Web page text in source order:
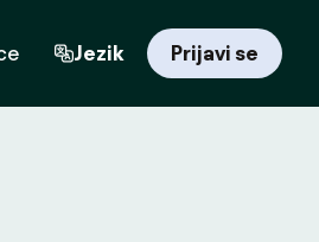
Jezik Prijavi se